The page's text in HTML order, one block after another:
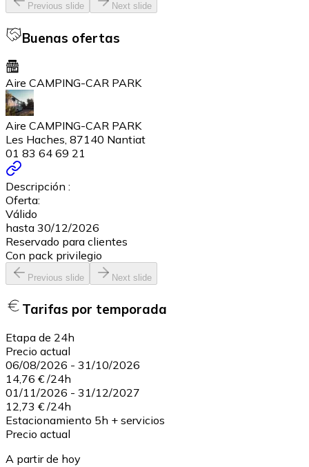
Previous slide Next slide
Buenas ofertas
Aire CAMPING-CAR PARK
Aire CAMPING-CAR PARK
Les Haches, 87140 Nantiat
01 83 64 69 21
Descripción :
Oferta:
Válido
hasta 30/12/2026
Reservado para clientes
Con pack privilegio
Previous slide Next slide
Tarifas por temporada
Etapa de 24h
Precio actual
06/08/2026 - 31/10/2026
14,76 € /24h
01/11/2026 - 31/12/2027
12,73 € /24h
Estacionamiento 5h + servicios
Precio actual
A partir de hoy